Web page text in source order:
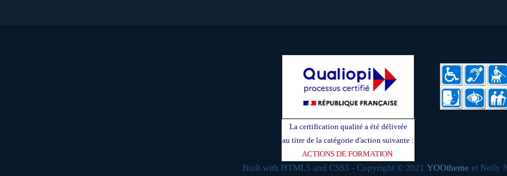
La certification qualité a été délivrée
au titre de la catégorie d'action suivante :
ACTIONS DE FORMATION
Built with HTML5 and CSS3 - Copyright © 2021 YOOtheme et Nelly